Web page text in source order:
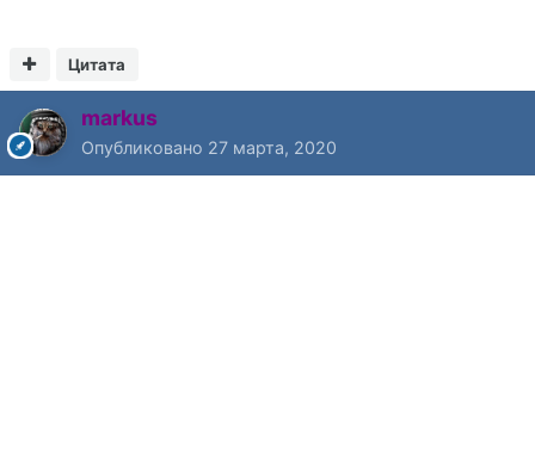
Цитата
markus
Опубликовано 27 марта, 2020